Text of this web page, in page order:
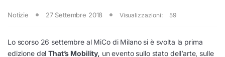
Notizie 27 Settembre 2018 Visualizzazioni: 59
Lo scorso 26 settembre al MiCo di Milano si è svolta la prima
edizione delThat’s Mobility, un evento sullo stato dell’arte, sulle